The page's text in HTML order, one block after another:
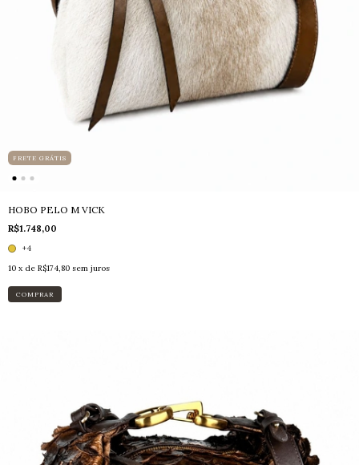
FRETE GRÁTIS
HOBO PELO M VICK
R$1.748,00
+4
10 x de R$174,80 sem juros
COMPRAR